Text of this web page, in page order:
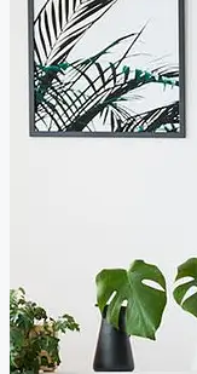
Villa
Immeuble
Magasin
Ferme
Terrain